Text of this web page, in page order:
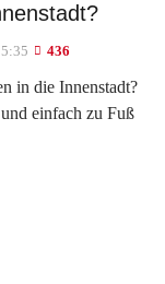
436
in die Innenstadt?
einfach zu Fuß